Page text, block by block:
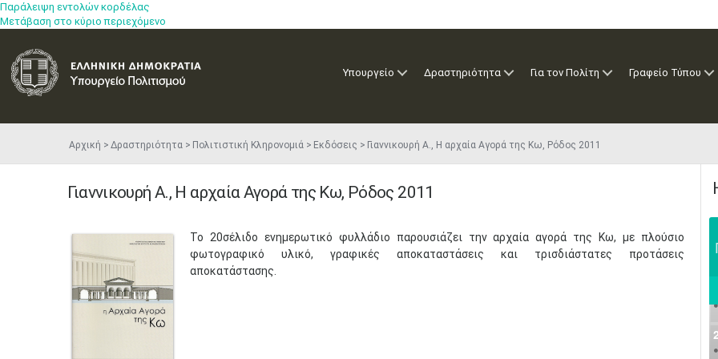
Παράλειψη εντολών κορδέλας
Μετάβαση στο κύριο περιεχόμενο
Υπουργείο Δραστηριότητα Για τον Πολίτη Γραφείο Τύπου
Αρχική Δραστηριότητα Πολιτιστική Κληρονομιά Εκδόσεις Γιαννικουρή Α., Η αρχαία Αγορά της Κω, Ρόδος 2011
Γιαννικουρή Α., Η αρχαία Αγορά της Κω, Ρόδος 2011
Το 20σέλιδο ενημερωτικό φυλλάδιο παρουσιάζει την αρχαία αγορά της Κω, με πλούσιο
φωτογραφικό υλικό, γραφικές αποκαταστάσεις και τρισδιάστατες προτάσεις
αποκατάστασης.
•
•